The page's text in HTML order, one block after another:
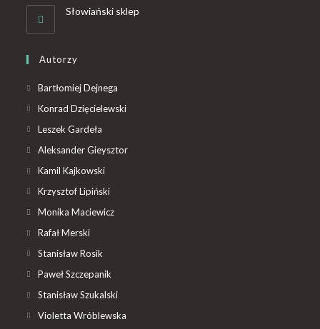
Słowiański sklep
Autorzy
Bartłomiej Dejnega
Konrad Dzięcielewski
Leszek Gardeła
Aleksander Gieysztor
Kamil Kajkowski
Krzysztof Lipiński
Monika Maciewicz
Rafał Merski
Stanisław Rosik
Paweł Szczepanik
Stanisław Szukalski
Violetta Wróblewska